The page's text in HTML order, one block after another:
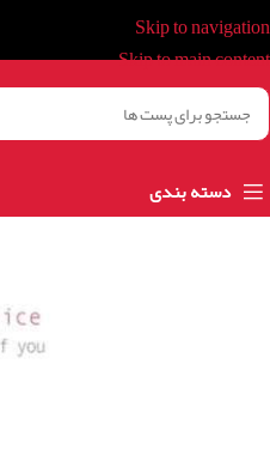
Skip to navigation
Skip to main content
دسته بندی